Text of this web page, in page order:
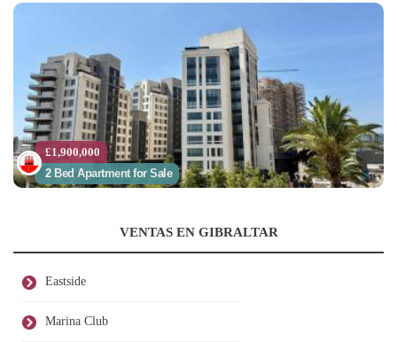
£1,900,000
2 Bed Apartment for Sale
VENTAS EN GIBRALTAR
Eastside
Marina Club